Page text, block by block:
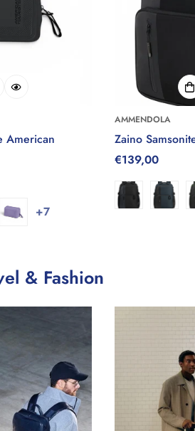
American
+7
AMMENDOLA
Zaino
Prezzo
€139,00
& Fashion